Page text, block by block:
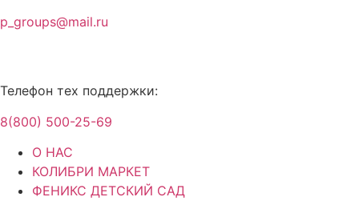
p_groups@mail.ru
Телефон тех поддержки:
8(800) 500-25-69
О НАС
КОЛИБРИ МАРКЕТ
ФЕНИКС ДЕТСКИЙ САД